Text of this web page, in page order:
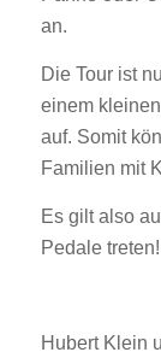
an.
Die Tour ist
einem
auf. Somit
Familien mit
Es gilt also
Pedale treten!
Hubert Klein